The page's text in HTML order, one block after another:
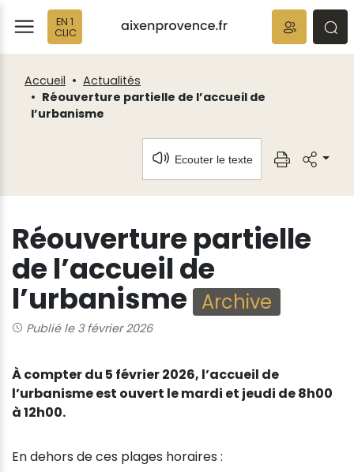
EN 1
CLIC
Accueil
Actualités
Réouverture partielle de l’accueil de
l’urbanisme
Ecouter le texte
Réouverture partielle
de l’accueil de
l’urbanisme Archive
Publié le 3 février 2026
À compter du 5 février 2026, l’accueil de
l’urbanisme est ouvert le mardi et jeudi de 8h00
à 12h00.
En dehors de ces plages horaires :
Fenêtre
de
chat
Panneau de gestion des cookies